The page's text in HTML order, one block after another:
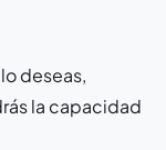
deseas,
la capacidad